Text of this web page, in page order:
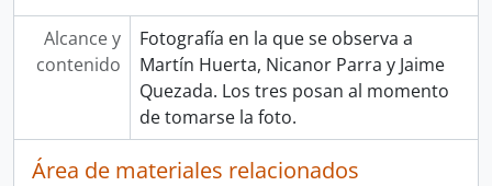
Alcance y
contenido
Fotografía en la que se observa a
Martín Huerta, Nicanor Parra y Jaime
Quezada. Los tres posan al momento
de tomarse la foto.
Área de materiales relacionados